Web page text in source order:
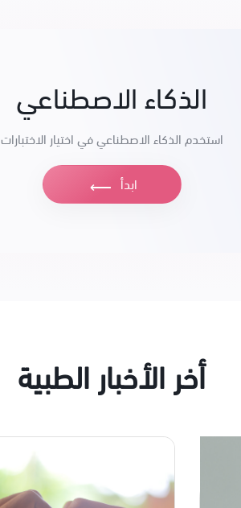
الذكاء الاصطناعي
استخدم الذكاء الاصطناعي في اختيار الاختبارات
ابدأ ⟶
أخر الأخبار الطبية